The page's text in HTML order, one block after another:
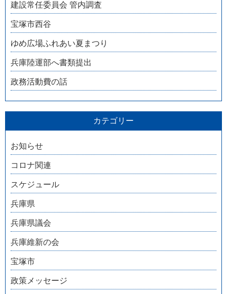
建設常任委員会 管内調査
宝塚市西谷
ゆめ広場ふれあい夏まつり
兵庫陸運部へ書類提出
政務活動費の話
カテゴリー
お知らせ
コロナ関連
スケジュール
兵庫県
兵庫県議会
兵庫維新の会
宝塚市
政策メッセージ